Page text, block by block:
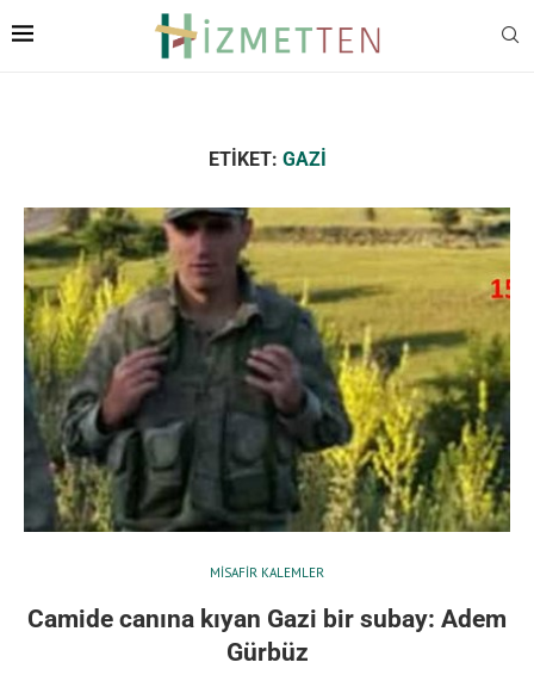
ETIKET: GAZI
MISAFIR KALEMLER
Camide canına kıyan Gazi bir subay: Adem
Gürbüz